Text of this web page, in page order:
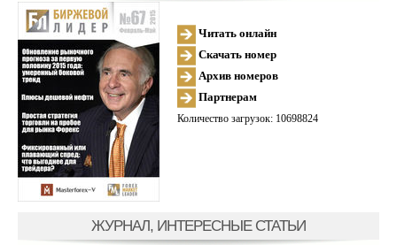
Читать онлайн
Скачать номер
Архив номеров
Партнерам
Количество загрузок: 10698824
ЖУРНАЛ, ИНТЕРЕСНЫЕ СТАТЬИ